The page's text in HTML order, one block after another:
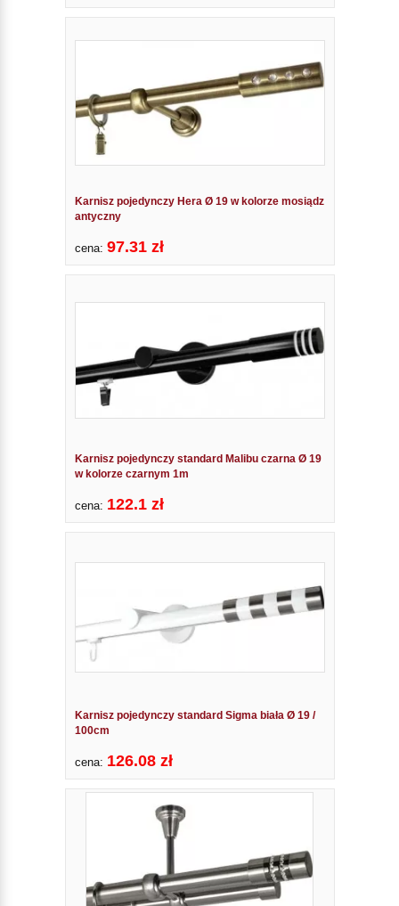
Karnisz pojedynczy Hera Ø 19 w kolorze mosiądz
antyczny
cena: 97.31 zł
Karnisz pojedynczy standard Malibu czarna Ø 19
w kolorze czarnym 1m
cena: 122.1 zł
Karnisz pojedynczy standard Sigma biała Ø 19 /
100cm
cena: 126.08 zł